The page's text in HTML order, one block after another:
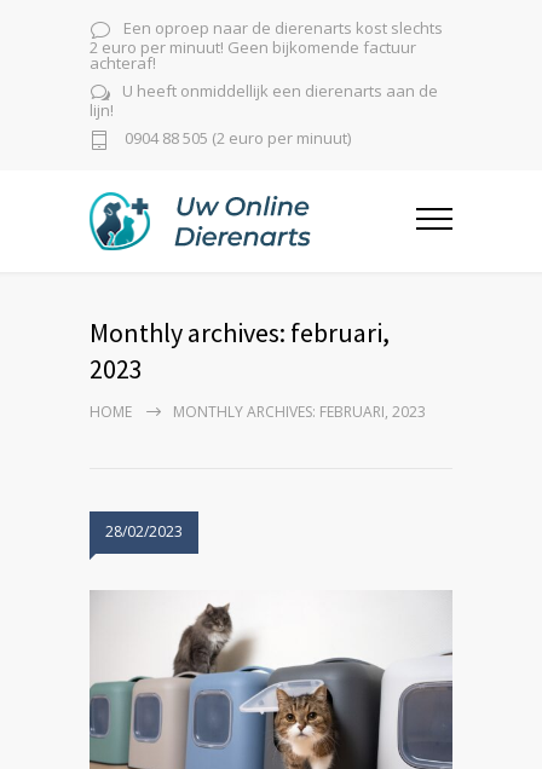
Een oproep naar de dierenarts kost slechts
2 euro per minuut! Geen bijkomende factuur
achteraf!
U heeft onmiddellijk een dierenarts aan de
lijn!
0904 88 505 (2 euro per minuut)
Monthly archives: februari,
2023
HOME MONTHLY ARCHIVES: FEBRUARI, 2023
28/02/2023